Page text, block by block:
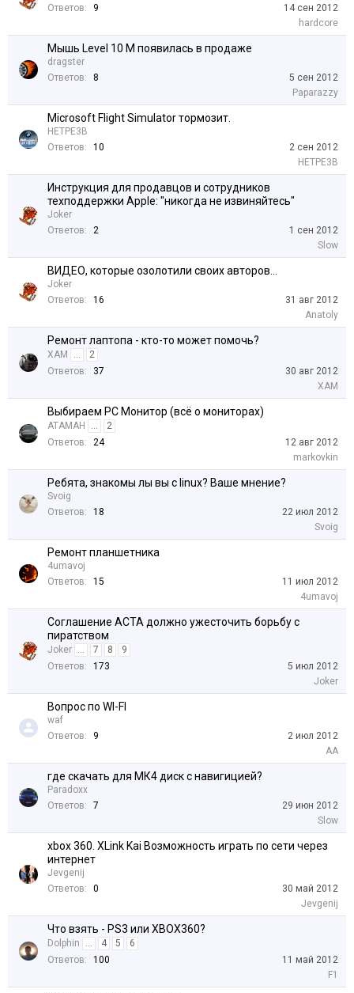
Ответов:
9
14 сен 2012
hardcore
Мышь Level 10 M появилась в продаже
dragster
Ответов:
8
5 сен 2012
Paparazzy
Microsoft Flight Simulator тормозит.
HETPE3B
Ответов:
10
2 сен 2012
HETPE3B
Инструкция для продавцов и сотрудников
техподдержки Apple: "никогда не извиняйтесь"
Joker
Ответов:
2
1 сен 2012
Slow
ВИДЕО, которые озолотили своих авторов...
Joker
Ответов:
16
31 авг 2012
Anatoly
Ремонт лаптопа - кто-то может помочь?
XAM ...
2
Ответов:
37
30 авг 2012
XAM
Выбираем PC Монитор (всё о мониторах)
АТАМАН ...
2
Ответов:
24
12 авг 2012
markovkin
Ребята, знакомы лы вы c linux? Ваше мнение?
Svoig
Ответов:
18
22 июл 2012
Svoig
Ремонт планшетника
4umavoj
Ответов:
15
11 июл 2012
4umavoj
Соглашение ACTA должно ужесточить борьбу с
пиратством
Joker ... 7 8
9
Ответов:
173
5 июл 2012
Joker
Вопрос по WI-FI
waf
Ответов:
9
2 июл 2012
AA
где скачать для МК4 диск с навигицией?
Paradoxx
Ответов:
7
29 июн 2012
Slow
xbox 360. XLink Kai Возможность играть по сети через
интернет
Jevgenij
Ответов:
0
30 май 2012
Jevgenij
Что взять - PS3 или XBOX360?
Dolphin ... 4 5
6
Ответов:
100
11 май 2012
F1